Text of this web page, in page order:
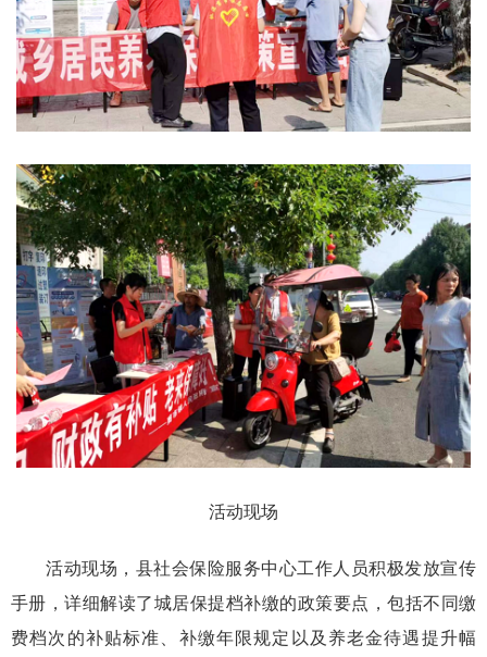
活动现场
活动现场，县社会保险服务中心工作人员积极发放宣传
手册，详细解读了城居保提档补缴的政策要点，包括不同缴
费档次的补贴标准、补缴年限规定以及养老金待遇提升幅